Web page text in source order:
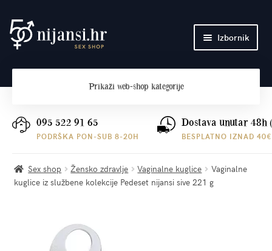
Preskoči
na
Skoči
do
Izbornik
Plaćanje i dostava
Prikaži web-shop kategorije
095 522 91 65
PODRŠKA PON-SUB 8-20H
Dostava unutar 48h
BESPLATNO IZNAD 40€
Sex shop Žensko zdravlje Vaginalne kuglice
Vaginalne
kuglice iz službene kolekcije Pedeset nijansi sive 221 g